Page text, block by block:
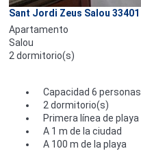
Sant Jordi Zeus Salou 33401
Apartamento
Salou
2 dormitorio(s)
Capacidad 6 personas
2 dormitorio(s)
Primera línea de playa
A 1 m de la ciudad
A 100 m de la playa